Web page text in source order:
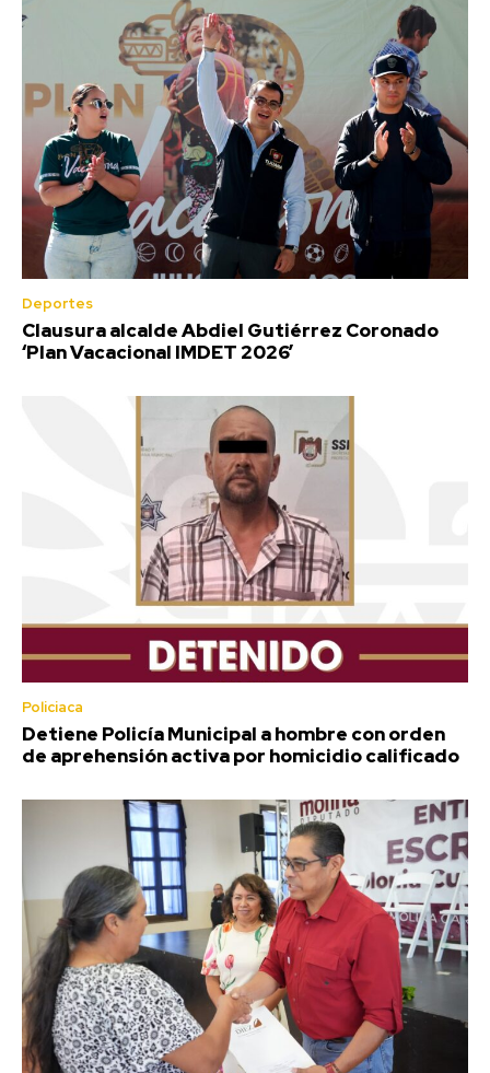
Deportes
Clausura alcalde Abdiel Gutiérrez Coronado
‘Plan Vacacional IMDET 2026’
Policiaca
Detiene Policía Municipal a hombre con orden
de aprehensión activa por homicidio calificado